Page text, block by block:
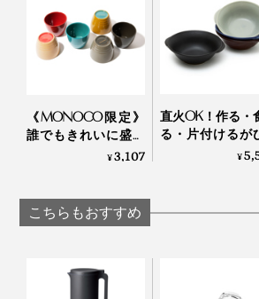
生かすことにこだわり抜いた、ひと
その言葉どおり、やさしい美味しさ
《MONOCO限定》
誰でもきれいに盛り
付けができる、漆の
の老舗がつくる「色
漆のそば猪口」｜ 漆
¥3,107
直火OK！作る・
る・片付けるが
つで完結する「
¥
こちらもおすすめ